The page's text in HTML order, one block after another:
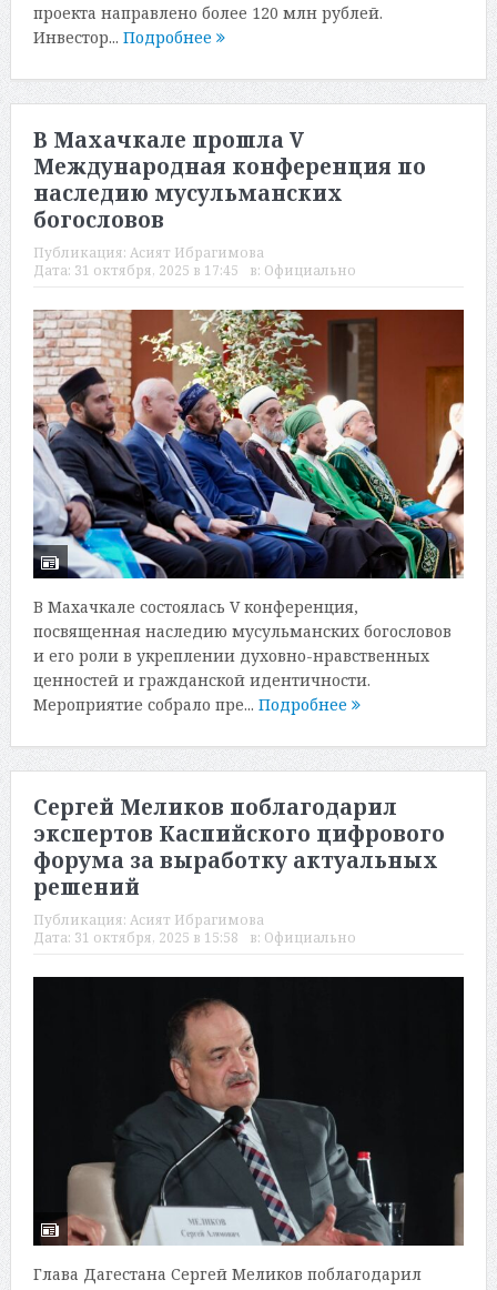
проекта направлено более 120 млн рублей.
Инвестор... Подробнее
В Махачкале прошла V
Международная конференция по
наследию мусульманских
богословов
Публикация: Асият Ибрагимова
Дата: 31 октября, 2025 в 17:45 в: Официально
В Махачкале состоялась V конференция,
посвященная наследию мусульманских богословов
и его роли в укреплении духовно-нравственных
ценностей и гражданской идентичности.
Мероприятие собрало пре... Подробнее
Сергей Меликов поблагодарил
экспертов Каспийского цифрового
форума за выработку актуальных
решений
Публикация: Асият Ибрагимова
Дата: 31 октября, 2025 в 15:58 в: Официально
Глава Дагестана Сергей Меликов поблагодарил